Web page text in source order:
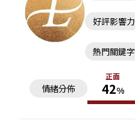
好評影響力
情緒分佈
正面
42%
熱門關鍵字